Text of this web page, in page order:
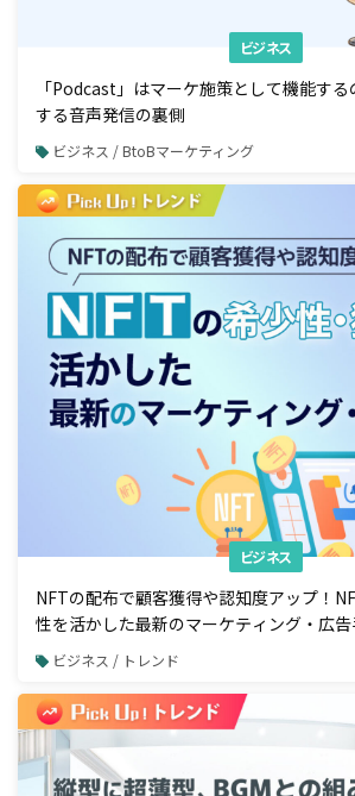
ビジネス
「Podcast」はマーケ施策として機能す
する音声発信の裏側
ビジネス / BtoBマーケティング
ビジネス
NFTの配布で顧客獲得や認知度アップ！
性を活かした最新のマーケティング・広告
ビジネス / トレンド